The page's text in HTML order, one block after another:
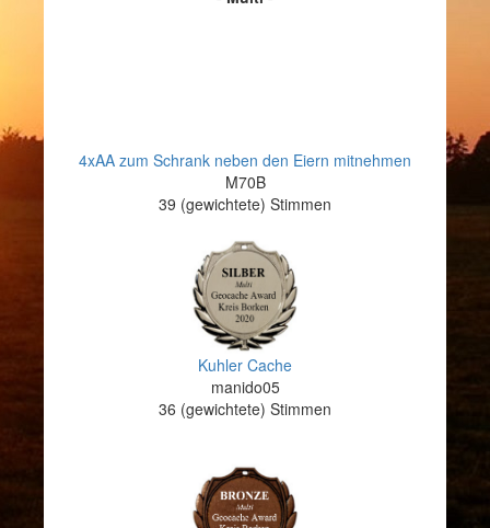
4xAA zum Schrank neben den Eiern mitnehmen
M70B
39 (gewichtete) Stimmen
Kuhler Cache
manido05
36 (gewichtete) Stimmen